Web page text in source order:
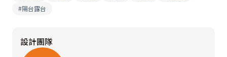
#陽台露台
設計團隊